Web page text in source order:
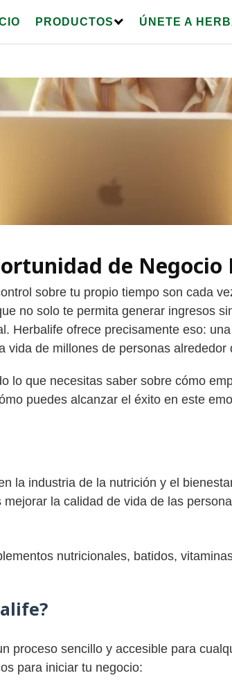
PRODUCTOS ÚNETE A
de Negocio
sobre tu propio tiempo son cada
no solo te permita generar ingresos
Herbalife ofrece precisamente eso:
vida de millones de personas alrededor
lo que necesitas saber sobre cómo
puedes alcanzar el éxito en este
la industria de la nutrición y el
la calidad de vida de las
nutricionales, batidos,
proceso sencillo y accesible para
para iniciar tu negocio: